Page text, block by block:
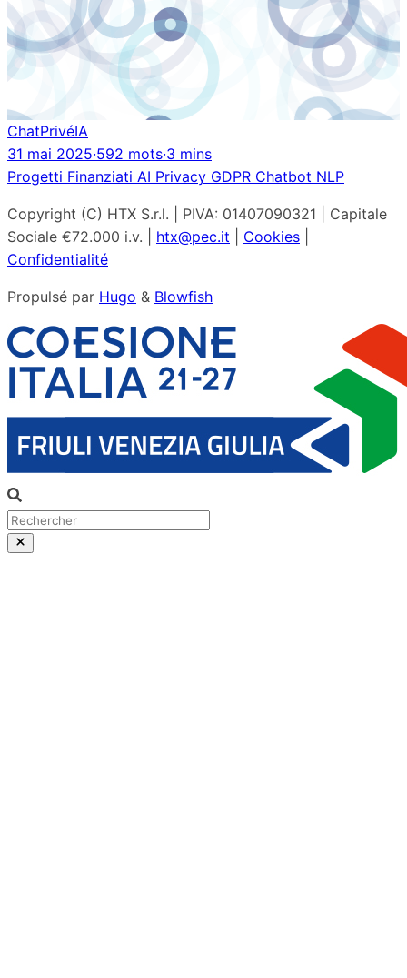
ChatPrivéIA
31 mai 2025·592 mots·3 mins
Progetti Finanziati AI Privacy GDPR Chatbot NLP
Copyright (C) HTX S.r.l. | PIVA: 01407090321 | Capitale
Sociale €72.000 i.v. | htx@pec.it Cookies
Confidentialité
Propulsé par Hugo & Blowfish